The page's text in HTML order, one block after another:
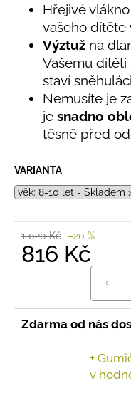
hvězdiček.
Hřejivé
vašeho dítěte
Výztuž na
Vašemu dítěti
staví
Nemusíte je
je snadno
těsně před
VARIANTA
1 020 Kč –20 %
816 Kč
Zdarma od nás
+
v
LETNÍ
RYCHLESCHNOUCÍ
KALHOTY
TYRKYSOVÉ
KORÁLKY